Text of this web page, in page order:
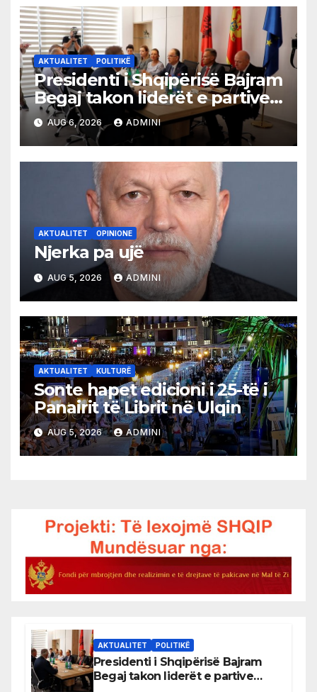
AKTUALITET POLITIKË
Presidenti i Shqipërisë Bajram
Begaj takon liderët e partive
shqiptare në Ulqin
AUG 6, 2026 ADMINI
AKTUALITET OPINIONE
Njerka pa ujë
AUG 5, 2026 ADMINI
AKTUALITET KULTURË
Sonte hapet edicioni i 25-të i
Panairit të Librit në Ulqin
AUG 5, 2026 ADMINI
AKTUALITET POLITIKË
Presidenti i Shqipërisë Bajram
Begaj takon liderët e partive